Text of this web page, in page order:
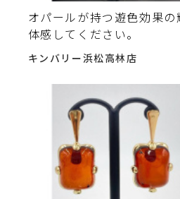
オパールが持つ遊色効果の
体感してください。
キンバリー浜松高林店